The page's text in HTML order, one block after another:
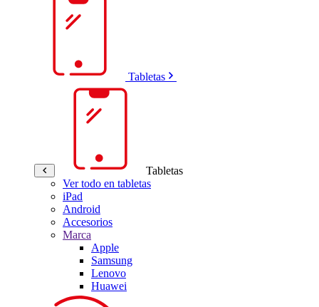
Tabletas
Tabletas
Ver todo en tabletas
iPad
Android
Accesorios
Marca
Apple
Samsung
Lenovo
Huawei